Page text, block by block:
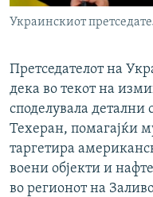
Украинскиот
Претседателот на
дека во текот на
споделувала детални
Техеран, помагајќи
таргетира
воени објекти и
во регионот на